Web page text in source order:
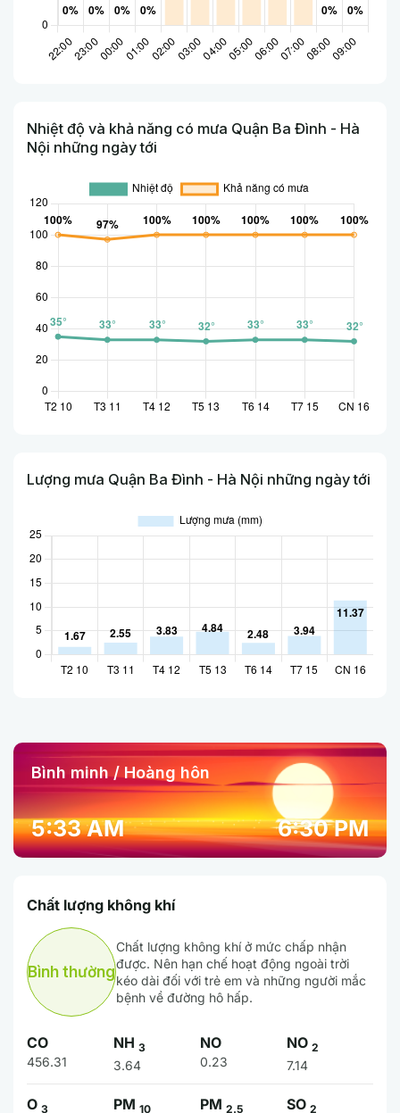
Nhiệt độ và khả năng có mưa Quận Ba Đình - Hà
Nội những ngày tới
Lượng mưa Quận Ba Đình - Hà Nội những ngày tới
Bình minh / Hoàng hôn
5:33 AM 6:30 PM
Chất lượng không khí
Bình thường
Chất lượng không khí ở mức chấp nhận
được. Nên hạn chế hoạt động ngoài trời
kéo dài đối với trẻ em và những người mắc
bệnh về đường hô hấp.
CO
456.31
NH 3
3.64
NO
0.23
NO 2
7.14
O 3 PM 10 PM 2.5 SO 2